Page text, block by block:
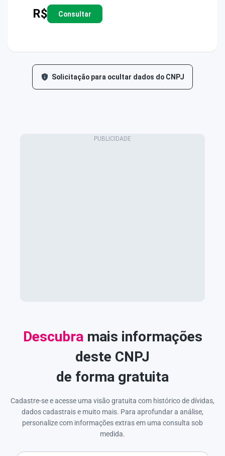
R$ Consultar
Solicitação para ocultar dados do CNPJ
Descubramais informações
deste CNPJ
de forma gratuita
Cadastre-se e acesse uma visão gratuita com histórico de dívidas,
dados cadastrais e muito mais. Para aprofundar a análise,
personalize com informações extras em uma consulta sob
medida.